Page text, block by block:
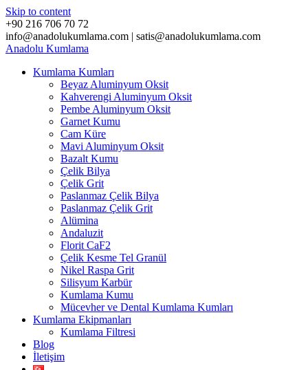
Skip to content
+90 216 706 70 72
info@anadolukumlama.com | satis@anadolukumlama.com
Anadolu Kumlama
Kumlama Kumları
Beyaz Aluminyum Oksit
Kahverengi Aluminyum Oksit
Pembe Aluminyum Oksit
Garnet Kumu
Cam Küre
Mavi Aluminyum Oksit
Bazalt Kumu
Çelik Bilya
Çelik Grit
Paslanmaz Çelik Bilya
Paslanmaz Çelik Grit
Alümina
Andaluzit
Florit CaF2
Çelik Kesme Tel Granül
Nikel Raspa Grit
Silisyum Karbür
Kumlama Kumu
Mücevher ve Dental Kumlama Kumları
Kumlama Ekipmanları
Kumlama Filtresi
Blog
İletişim